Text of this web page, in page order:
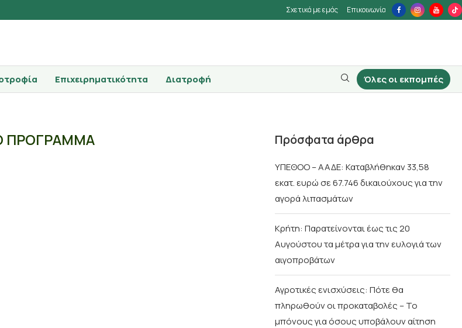
Σχετικά με εμάς Επικοινωνία
Επιχειρηματικότητα Διατροφή Όλες οι εκπομπές
ΠΡΟΓΡΑΜΜΑ Πρόσφατα άρθρα
ΥΠΕΘΟΟ – ΑΑΔΕ: Καταβλήθηκαν 33,58
εκατ. ευρώ σε 67.746 δικαιούχους για την
αγορά λιπασμάτων
Κρήτη: Παρατείνονται έως τις 20
Αυγούστου τα μέτρα για την ευλογιά των
αιγοπροβάτων
Αγροτικές ενισχύσεις: Πότε θα
πληρωθούν οι προκαταβολές – Το
μπόνους για όσους υποβάλουν αίτηση